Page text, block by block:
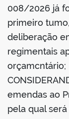
008/2026 já
primeiro
deliberação
regimentais
orçamcntário;
emendas ao
pela qual